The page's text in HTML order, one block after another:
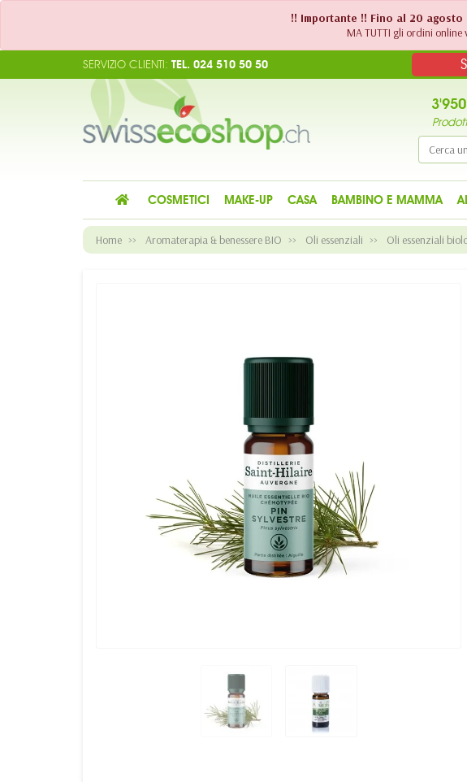
!! Importante !! Fino al 20
MA TUTTI gli ordini
SERVIZIO CLIENTI: TEL. 024 510 50 50
3'950
COSMETICI MAKE-UP CASA BAMBINO E MAMMA
Home Aromaterapia & benessere BIO Oli essenziali Oli essenziali